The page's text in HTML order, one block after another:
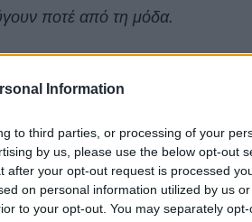
Information
to third parties, or processing of your
by us, please use the below opt-out
after your opt-out request is processed
on personal information utilized by us
to your opt-out. You may separately
ποτέ από τη μόδα.
μέχρι το βράδυ, τόσο σε
τη λάμψη του χάνει
και chic.